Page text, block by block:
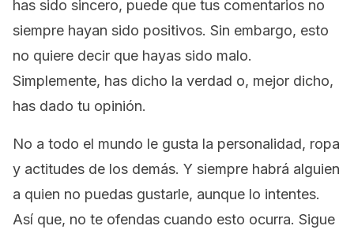
has sido sincero, puede que tus comentarios no
siempre hayan sido positivos. Sin embargo, esto
no quiere decir que hayas sido malo.
Simplemente, has dicho la verdad o, mejor dicho,
has dado tu opinión.
No a todo el mundo le gusta la personalidad, ropa
y actitudes de los demás. Y siempre habrá alguien
a quien no puedas gustarle, aunque lo intentes.
Así que, no te ofendas cuando esto ocurra. Sigue